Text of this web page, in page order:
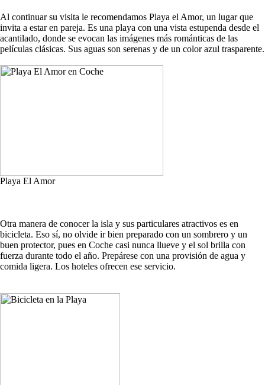
Al continuar su visita le recomendamos Playa el Amor, un lugar que
invita a estar en pareja. Es una playa con una vista estupenda desde el
acantilado, donde se evocan las imágenes más románticas de las
películas clásicas. Sus aguas son serenas y de un color azul trasparente.
Playa El Amor
Otra manera de conocer la isla y sus particulares atractivos es en
bicicleta. Eso sí, no olvide ir bien preparado con un sombrero y un
buen protector, pues en Coche casi nunca llueve y el sol brilla con
fuerza durante todo el año. Prepárese con una provisión de agua y
comida ligera. Los hoteles ofrecen ese servicio.